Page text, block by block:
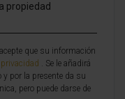
que su información
. Se le añadirá
por la presente da su
pero puede darse de